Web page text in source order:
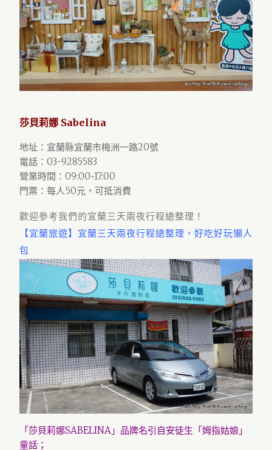
莎貝莉娜 Sabelina
地址：宜蘭縣宜蘭市梅洲一路20號
電話：03-9285583
營業時間：09:00~17:00
門票：每人50元，可抵消費
歡迎參考我們的宜蘭三天兩夜行程總整理！
【宜蘭旅遊】宜蘭三天兩夜行程總整理，好吃好玩懶人
包
「莎貝莉娜SABELINA」品牌名引自安徒生「姆指姑娘」
童話；